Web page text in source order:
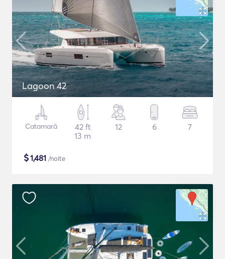
Lagoon 42
Catamarã
42 ft
13 m
12 6 7
$1,481 /noite